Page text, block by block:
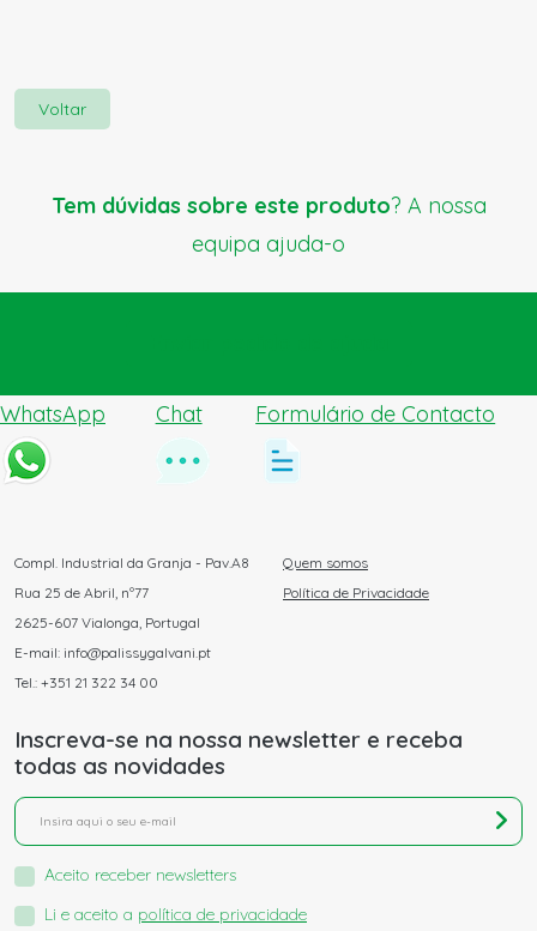
Voltar
Tem dúvidas sobre este produto? A nossa
equipa ajuda-o
WhatsApp Chat Formulário de Contacto
Compl. Industrial da Granja - Pav.A8
Rua 25 de Abril, nº77
2625-607 Vialonga, Portugal
E-mail: info@palissygalvani.pt
Tel.: +351 21 322 34 00
Quem somos
Política de Privacidade
Inscreva-se na nossa newsletter e receba
todas as novidades
Aceito receber newsletters
Li e aceito a política de privacidade